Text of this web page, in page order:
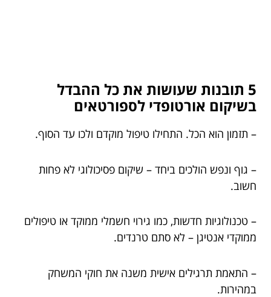
5 תובנות שעושות את כל ההבדל
בשיקום אורטופדי לספורטאים
– תזמון הוא הכל. התחילו טיפול מוקדם ולכו עד הסוף.
– גוף ונפש הולכים ביחד – שיקום פסיכולוגי לא פחות
חשוב.
– טכנולוגיות חדשות, כמו גירוי חשמלי ממוקד או טיפולים
ממוקדי אנטיגן – לא סתם טרנדים.
– התאמת תרגילים אישית משנה את חוקי המשחק
במהירות.